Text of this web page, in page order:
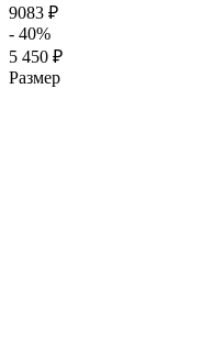
9083 ₽
- 40%
5 450 ₽
Размер